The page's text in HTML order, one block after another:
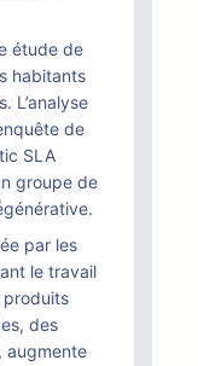
étude de
habitants
L’analyse
de
SLA
groupe de
par les
le travail
produits
des
augmente